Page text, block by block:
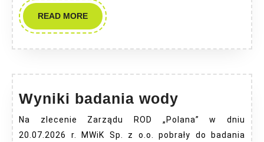
READ MOREREAD
MORE
Wyniki badania wody
badania
wody
Na zlecenie Zarządu ROD „Polana” w dniu
20.07.2026 r. MWiK Sp. z o.o. pobrały do badania